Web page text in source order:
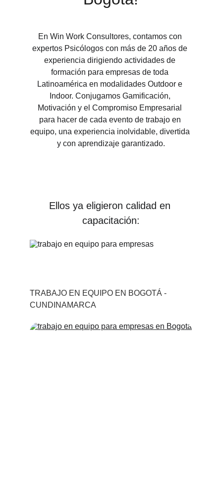
En Win Work Consultores, contamos con
expertos Psicólogos con más de 20 años de
experiencia dirigiendo actividades de
formación para empresas de toda
Latinoamérica en modalidades Outdoor e
Indoor. Conjugamos Gamificación,
Motivación y el Compromiso Empresarial
para hacer de cada evento de trabajo en
equipo, una experiencia inolvidable, divertida
y con aprendizaje garantizado.
Ellos ya eligieron calidad en
capacitación:
TRABAJO EN EQUIPO EN BOGOTÁ -
CUNDINAMARCA